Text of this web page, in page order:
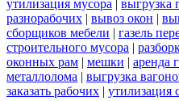
утилизация мусора | выгрузка
разнорабочих | вывоз окон |
сборщиков мебели | газель
строительного мусора |
оконных рам | мешки | аренда
металлолома | выгрузка
заказать рабочих | утилизация